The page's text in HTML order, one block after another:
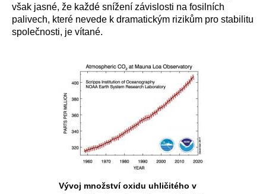
však jasné, že každé snížení závislosti na fosilních
palivech, které nevede k dramatickým rizikům pro stabilitu
společnosti, je vítané.
Vývoj množství oxidu uhličitého v